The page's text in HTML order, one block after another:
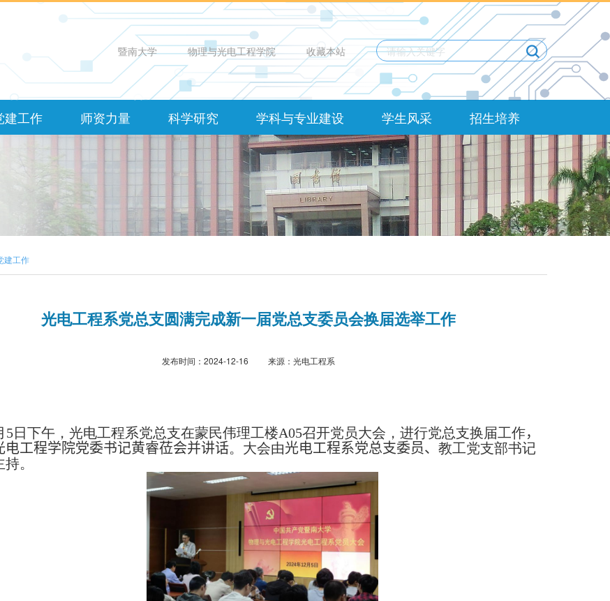
暨南大学 物理与光电工程学院 收藏本站
建工作 师资力量 科学研究 学科与专业建设 学生风采 招生培养
建工作
光电工程系党总支圆满完成新一届党总支委员会换届选举工作
发布时间：2024-12-16 来源：光电工程系
5日下午，光电工程系党总支在蒙民伟理工楼A05召开党员大会，进行党总支换届工作，
电工程学院党委书记黄睿莅会并讲话。大会由光电工程系党总支委员、教工党支部书记
。